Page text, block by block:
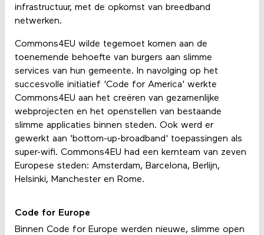
infrastructuur, met de opkomst van breedband
netwerken.
Commons4EU wilde tegemoet komen aan de
toenemende behoefte van burgers aan slimme
services van hun gemeente. In navolging op het
succesvolle initiatief 'Code for America' werkte
Commons4EU aan het creëren van gezamenlijke
webprojecten en het openstellen van bestaande
slimme applicaties binnen steden. Ook werd er
gewerkt aan 'bottom-up-broadband' toepassingen als
super-wifi. Commons4EU had een kernteam van zeven
Europese steden: Amsterdam, Barcelona, ​​Berlijn,
Helsinki, Manchester en Rome.
Code for Europe
Binnen Code for Europe werden nieuwe, slimme open